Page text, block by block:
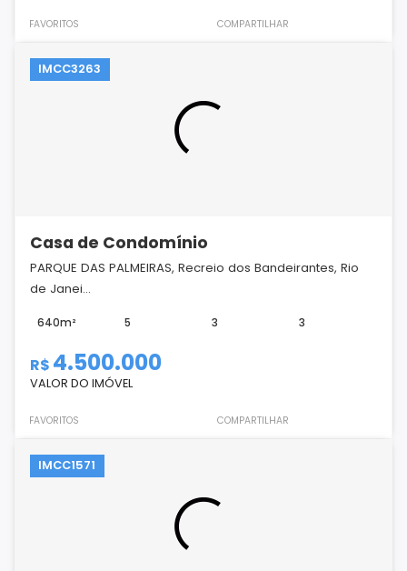
FAVORITOS COMPARTILHAR
IMCC3263
Casa de Condomínio
PARQUE DAS PALMEIRAS, Recreio dos Bandeirantes, Rio
de Janei...
640m² 5 3 3
R$ 4.500.000
VALOR DO IMÓVEL
FAVORITOS COMPARTILHAR
IMCC1571